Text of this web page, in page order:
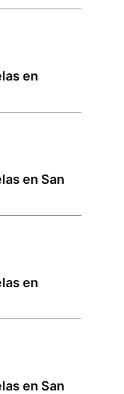
en
en San
en
en San